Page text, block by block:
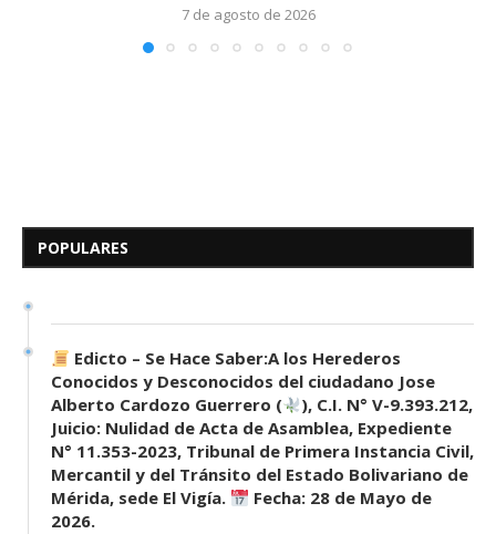
7 de agosto de 2026
POPULARESDesconocidos del...
Edicto – Se Hace Saber:A los Herederos
Conocidos y Desconocidos del ciudadano Jose
Alberto Cardozo Guerrero (
), C.I. N° V-9.393.212,
Juicio: Nulidad de Acta de Asamblea, Expediente
N° 11.353-2023, Tribunal de Primera Instancia Civil,
Mercantil y del Tránsito del Estado Bolivariano de
Mérida, sede El Vigía.
Fecha: 28 de Mayo de
2026.